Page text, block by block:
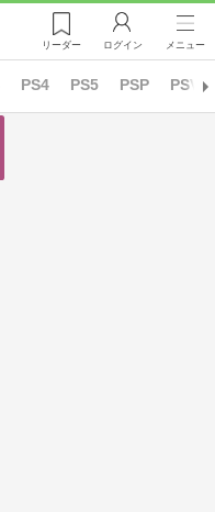
リーダー ログイン メニュー
PS4 PS5 PSP PSVR